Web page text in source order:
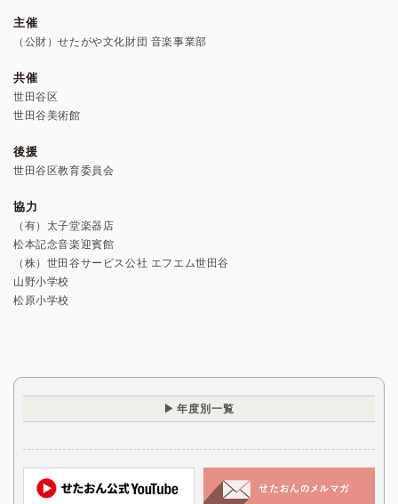
主催
（公財）せたがや文化財団 音楽事業部
共催
世田谷区
世田谷美術館
後援
世田谷区教育委員会
協力
（有）太子堂楽器店
松本記念音楽迎賓館
（株）世田谷サービス公社 エフエム世田谷
山野小学校
松原小学校
年度別一覧